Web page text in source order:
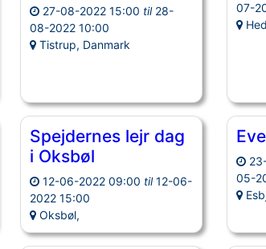
27-08-2022 15:00 til 28-
08-2022 10:00
Tistrup, Danmark
07-
Spejdernes lejr dag
i Oksbøl
12-06-2022 09:00 til 12-06-
2022 15:00
Oksbøl,
05-